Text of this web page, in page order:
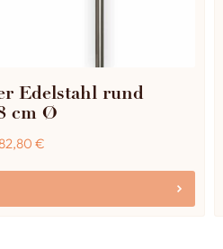
Edelstahl rund
cm Ø
€